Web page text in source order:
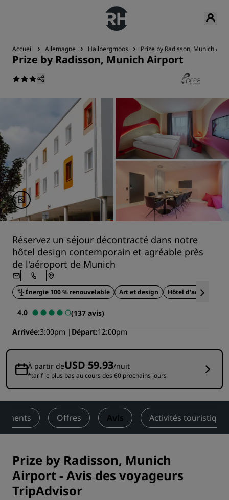
Accueil Allemagne Hallbergmoos Prize by Radisson, Munich
Prize by Radisson, Munich Airport
Réservez un séjour décontracté dans notre
hôtel design contemporain et agréable près
de l'aéroport de Munich
Énergie 100 % renouvelable Art et design Hôtel d'aéroport
4.0
(137 avis)
Arrivée 3:00pm Départ 12:00pm
À partir deUSD 59.93/nuit
*tarif le plus bas au cours des 60 prochains jours
Offres Avis Activités
Prize by Radisson, Munich
Airport- Avis des voyageurs
TripAdvisor